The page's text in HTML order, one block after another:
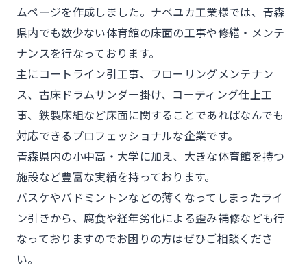
ムページを作成しました。ナベユカ工業様では、青森
県内でも数少ない体育館の床面の工事や修繕・メンテ
ナンスを行なっております。
主にコートライン引工事、フローリングメンテナン
ス、古床ドラムサンダー掛け、コーティング仕上工
事、鉄製床組など床面に関することであればなんでも
対応できるプロフェッショナルな企業です。
青森県内の小中高・大学に加え、大きな体育館を持つ
施設など豊富な実績を持っております。
バスケやバドミントンなどの薄くなってしまったライ
ン引きから、腐食や経年劣化による歪み補修なども行
なっておりますのでお困りの方はぜひご相談くださ
い。